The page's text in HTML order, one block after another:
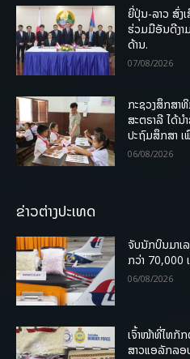
ຍີ່ປຸ່ນ-ລາວ ສົ່ງ
ຮ່ວມມືອັນດີງາ
ດ້ານ.
07/08/2026
ກະຊວງສຶກສາ
ສະຕຣາລີ ໄດ້ນ
ປະຖົມສຶກສາ ເ
06/08/2026
ຂ່າວຕ່າງປະເທດ
ຈັບນັກບິນມາເ
ກວ່າ 70,000
06/08/2026
ເຈົ້າໜ້າທີ່ໄທກັ
ສາວແອລັກລອ